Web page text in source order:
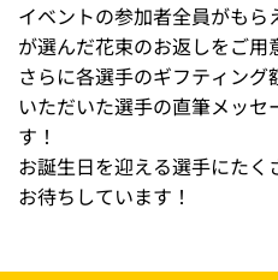
イベントの参加者全員がも
が選んだ花束のお返しをご用
さらに各選手のギフティン
いただいた選手の直筆メッ
す！
お誕生日を迎える選手にた
お待ちしています！